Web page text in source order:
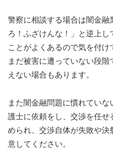
警察に相談する場合は闇金
ろ！ふざけんな！」と逆上
ことがよくあるので気を付け
まだ被害に遭っていない段
えない場合もあります。
また闇金融問題に慣れてい
護士に依頼をし、交渉を任
められ、交渉自体が失敗や
意してください。